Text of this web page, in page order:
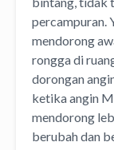
percampuran.
mendorong
rongga di
dorongan
ketika angin
mendorong
berubah dan